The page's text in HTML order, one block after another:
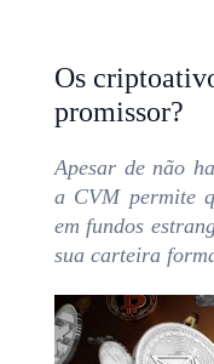
Os
promissor?
Apesar de não
a CVM permite
em fundos
sua carteira